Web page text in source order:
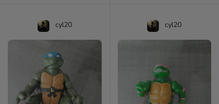
cyl20 cyl20